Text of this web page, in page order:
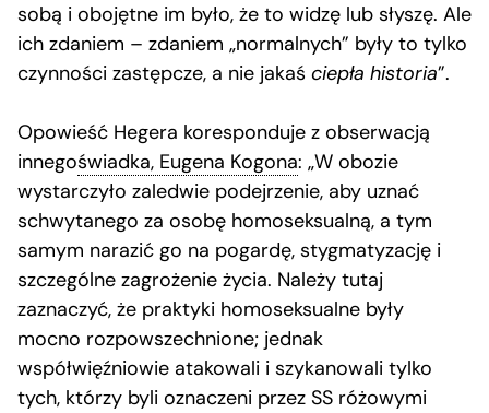
sobą i obojętne im było, że to widzę lub słyszę. Ale
ich zdaniem – zdaniem „normalnych” były to tylko
czynności zastępcze, a nie jakaś ciepła historia”.
Opowieść Hegera koresponduje z obserwacją
innegoświadka, Eugena Kogona: „W obozie
wystarczyło zaledwie podejrzenie, aby uznać
schwytanego za osobę homoseksualną, a tym
samym narazić go na pogardę, stygmatyzację i
szczególne zagrożenie życia. Należy tutaj
zaznaczyć, że praktyki homoseksualne były
mocno rozpowszechnione; jednak
współwięźniowie atakowali i szykanowali tylko
tych, którzy byli oznaczeni przez SS różowymi